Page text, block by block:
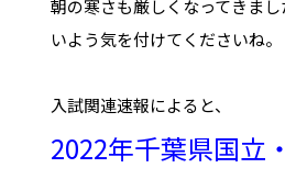
朝の寒さも厳しくなってきま
いよう気を付けてくださいね。
入試関連速報によると、
2022年千葉県国立